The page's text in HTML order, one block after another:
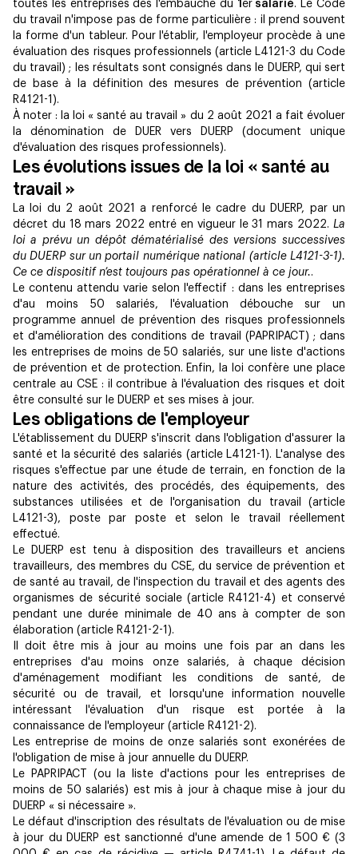
toutes les entreprises dès l'embauche du 1 ersalarié. Le Code
du travail n'impose pas de forme particulière : il prend souvent
la forme d'un tableur. Pour l'établir, l'employeur procède à une
évaluation des risques professionnels (article L4121-3 du Code
du travail) ; les résultats sont consignés dans le DUERP, qui sert
de base à la définition des mesures de prévention (article
R4121-1).
À noter : la loi « santé au travail » du 2 août 2021 a fait évoluer
la dénomination de DUER vers DUERP (document unique
d'évaluation des risques professionnels).
Les évolutions issues de la loi « santé au
travail »
La loi du 2 août 2021 a renforcé le cadre du DUERP, par un
décret du 18 mars 2022 entré en vigueur le 31 mars 2022. La
loi a prévu un dépôt dématérialisé des versions successives
du DUERP sur un portail numérique national (article L4121-3-1).
Ce ce dispositif n’est toujours pas opérationnel à ce jour..
Le contenu attendu varie selon l'effectif : dans les entreprises
d'au moins 50 salariés, l'évaluation débouche sur un
programme annuel de prévention des risques professionnels
et d'amélioration des conditions de travail (PAPRIPACT) ; dans
les entreprises de moins de 50 salariés, sur une liste d'actions
de prévention et de protection. Enfin, la loi confère une place
centrale au CSE : il contribue à l'évaluation des risques et doit
être consulté sur le DUERP et ses mises à jour.
Les obligations de l'employeur
L'établissement du DUERP s'inscrit dans l'obligation d'assurer la
santé et la sécurité des salariés (article L4121-1). L'analyse des
risques s'effectue par une étude de terrain, en fonction de la
nature des activités, des procédés, des équipements, des
substances utilisées et de l'organisation du travail (article
L4121-3), poste par poste et selon le travail réellement
effectué.
Le DUERP est tenu à disposition des travailleurs et anciens
travailleurs, des membres du CSE, du service de prévention et
de santé au travail, de l'inspection du travail et des agents des
organismes de sécurité sociale (article R4121-4) et conservé
pendant une durée minimale de 40 ans à compter de son
élaboration (article R4121-2-1).
Il doit être mis à jour au moins une fois par an dans les
entreprises d'au moins onze salariés, à chaque décision
d'aménagement modifiant les conditions de santé, de
sécurité ou de travail, et lorsqu'une information nouvelle
intéressant l'évaluation d'un risque est portée à la
connaissance de l'employeur (article R4121-2).
Les entreprise de moins de onze salariés sont exonérées de
l'obligation de mise à jour annuelle du DUERP.
Le PAPRIPACT (ou la liste d'actions pour les entreprises de
moins de 50 salariés) est mis à jour à chaque mise à jour du
DUERP « si nécessaire ».
Le défaut d'inscription des résultats de l'évaluation ou de mise
à jour du DUERP est sanctionné d'une amende de 1 500 € (3